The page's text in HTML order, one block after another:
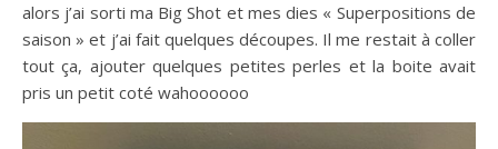
alors j’ai sorti ma Big Shot et mes dies « Superpositions de
saison » et j’ai fait quelques découpes. Il me restait à coller
tout ça, ajouter quelques petites perles et la boite avait
pris un petit coté wahoooooo